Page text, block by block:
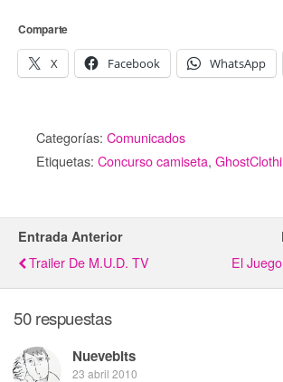
Comparte
X Facebook WhatsApp
Categorías: Comunicados
Etiquetas: Concurso camiseta,
Entrada Anterior
Trailer De M.U.D. TV El
50 respuestas
Nuevebits
23 abril 2010